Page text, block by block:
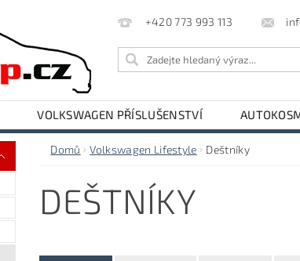
+420 773 993 113
VOLKSWAGEN PŘÍSLUŠENSTVÍ
AUDI LIFESTYLE AUDI PŘÍSLUŠENSTVÍ
Domů Volkswagen Lifestyle Deštníky
DEŠTNÍKY